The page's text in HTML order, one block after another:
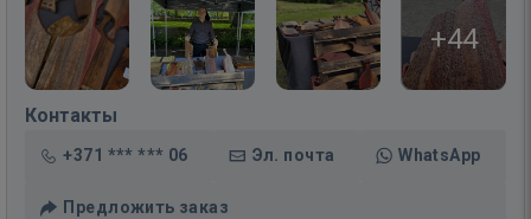
+44
Контакты
+371 *** *** 06 Эл. почта WhatsApp
Предложить заказ